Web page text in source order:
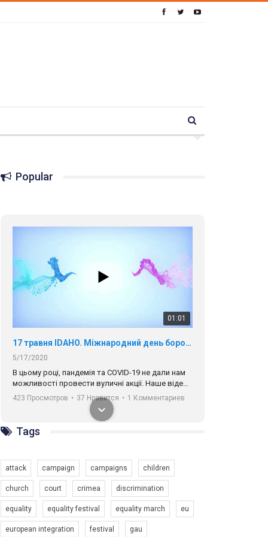
Popular
01:01
17 травня IDAHO. Міжнародний день боротьби з гомофобією трансфобією і біфобія.
5/17/2020
В цьому році, пандемія та COVІD-19 не дали нам
можливості провести вуличні акції. Наше відео-
звернення про те, що навіть коли ми у різних
містах та не можемо зустрінеться, ми разом. Ми
закликаємо всіх хто поділяє цінності рівності та
солідарності, приєднатися до нас. Регіональні
підрозділи ГАУ є в 16 областях України.
423 Просмотров • 37 Нравится • 1 Комментариев
Tags
attack campaign campaigns children
church court crimea discrimination
equality equality festival equality march eu
european integration festival gau